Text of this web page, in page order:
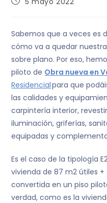
Sabemos que a veces es
cómo va a quedar
sobre plano. Por eso,
piloto de Obra nueva en
Residencialpara que
las calidades y
carpintería interior,
iluminación, griferías,
equipadas y
Es el caso de la tipología
vivienda de 87 m2 útiles
convertida en un piso
verdad, como es la